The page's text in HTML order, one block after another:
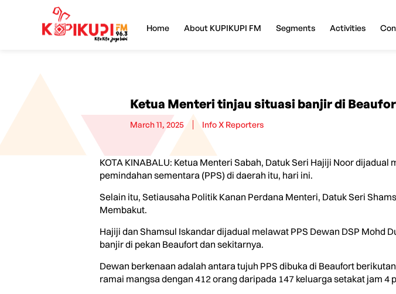
Home About KUPIKUPI FM Segments Activities
Ketua Menteri tinjau situasi banjir di
March 11, 2025 Info X Reporters
KOTA KINABALU: Ketua Menteri Sabah, Datuk Seri Hajiji Noor
pemindahan sementara (PPS) di daerah itu, hari ini.
Selain itu, Setiausaha Politik Kanan Perdana Menteri, Datuk Seri
Membakut.
Hajiji dan Shamsul Iskandar dijadual melawat PPS Dewan DSP Mohd
banjir di pekan Beaufort dan sekitarnya.
Dewan berkenaan adalah antara tujuh PPS dibuka di Beaufort
ramai mangsa dengan 412 orang daripada 147 keluarga setakat jam 4